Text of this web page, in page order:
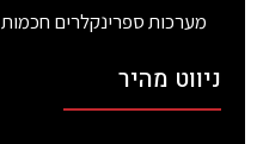
מערכות ספרינקלרים חכמות
ניווט מהיר